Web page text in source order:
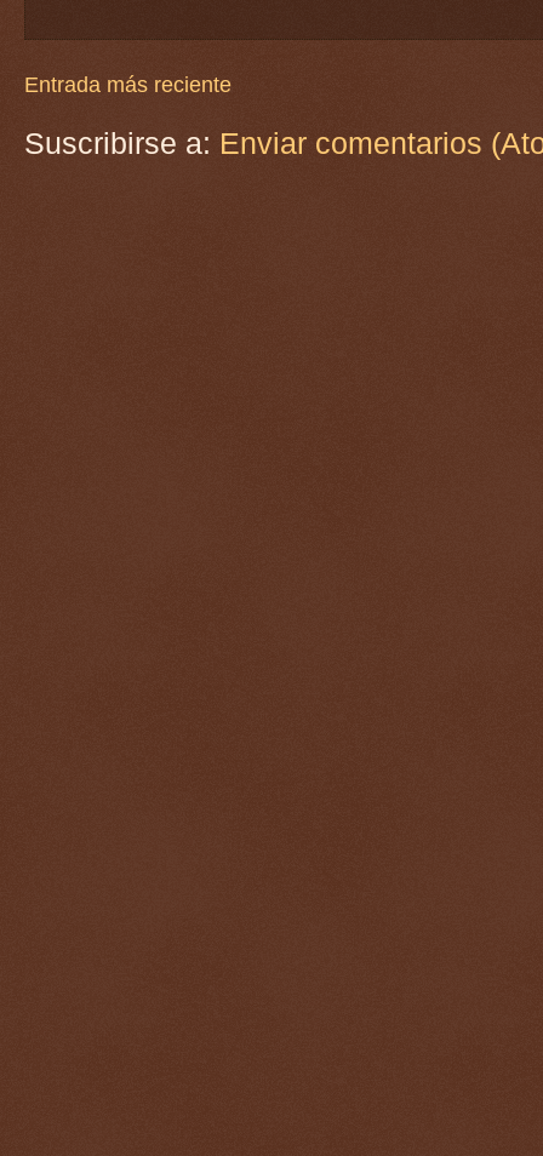
Entrada más reciente
Suscribirse a: Enviar comentarios